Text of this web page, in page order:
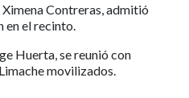
Contreras, admitió
el recinto.
Huerta, se reunió con
movilizados.